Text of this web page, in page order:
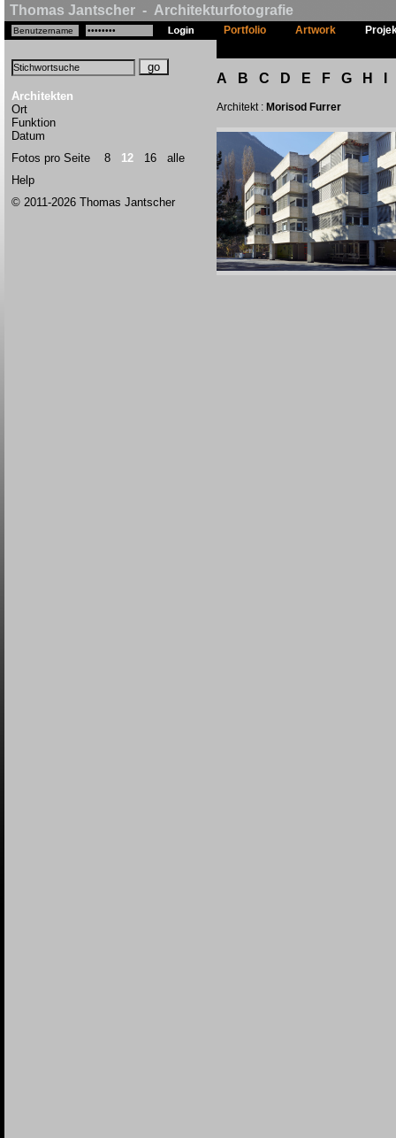
Thomas Jantscher - Architekturfotografie
Architekten
Ort
Funktion
Datum
Fotos pro Seite 8 12 16
alle
Help
© 2011-2026 Thomas Jantscher
Portfolio Artwork
A B C D E F G H
Architekt : Morisod Furrer